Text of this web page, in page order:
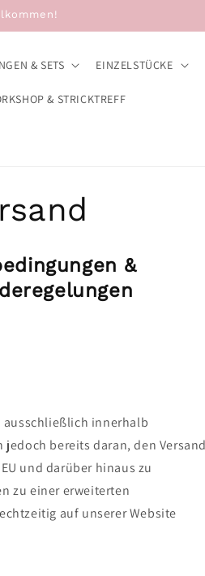
& SETS EINZELSTÜCKE
& STRICKTREFF
&
innerhalb
bereits daran, den Versand
und darüber hinaus zu
zu einer erweiterten
auf unserer Website